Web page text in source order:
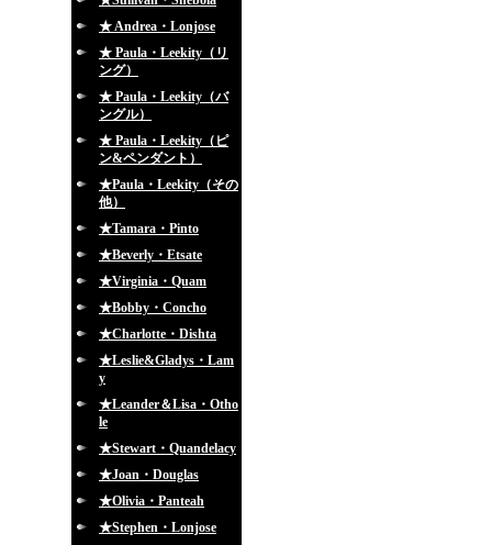
★ Andrea・Lonjose
★ Paula・Leekity（リ
ング）
★ Paula・Leekity（バ
ングル）
★ Paula・Leekity（ピ
ン&ペンダント）
★Paula・Leekity（その
他）
★Tamara・Pinto
★Beverly・Etsate
★Virginia・Quam
★Bobby・Concho
★Charlotte・Dishta
★Leslie&Gladys・Lam
y
★Leander＆Lisa・Otho
le
★Stewart・Quandelacy
★Joan・Douglas
★Olivia・Panteah
★Stephen・Lonjose